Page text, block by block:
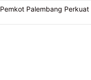
Pemkot Palembang Perkuat